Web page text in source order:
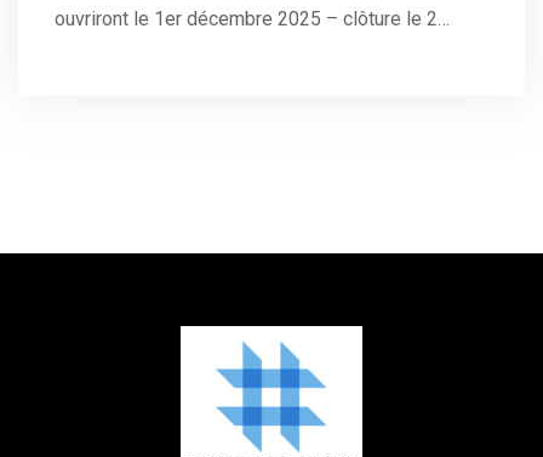
ouvriront le 1er décembre 2025 – clôture le 2…